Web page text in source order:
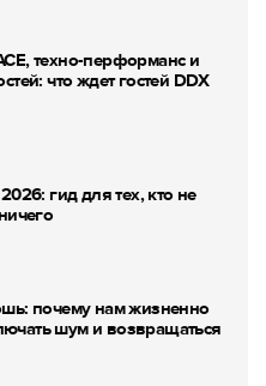
техно-перформанс и
что ждет гостей DDX
гид для тех, кто не
почему нам жизненно
шум и возвращаться